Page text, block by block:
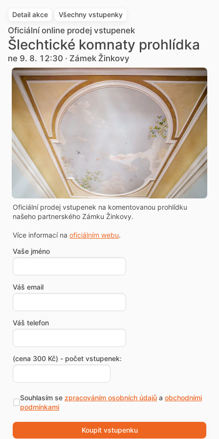
Detail akce Všechny vstupenky
Oficiální online prodej vstupenek
Šlechtické komnaty prohlídka
ne 9. 8. 12:30 · Zámek Žinkovy
Oficiální prodej vstupenek na komentovanou prohlídku
našeho partnerského Zámku Žinkovy.
Více informací na oficiálním webu.
Vaše jméno
Váš email
Váš telefon
(cena 300 Kč) - počet vstupenek:
Souhlasím se zpracováním osobních údajůa obchodními
podmínkami
Koupit vstupenku